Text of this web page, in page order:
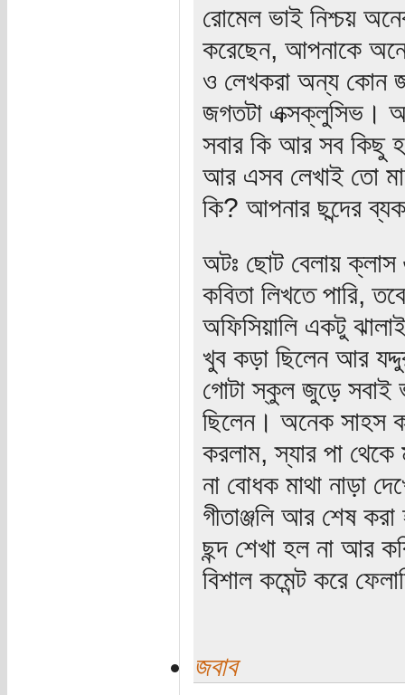
রোমেল ভাই নিশ্চয়
করেছেন, আপনাকে
ও লেখকরা অন্য কোন
জগতটা এক্সক্লুসিভ।
সবার কি আর সব কিছু
আর এসব লেখাই তো
কি? আপনার ছন্দের
অটঃ ছোট বেলায়
কবিতা লিখতে পারি,
অফিসিয়ালি একটু
খুব কড়া ছিলেন আর
গোটা স্কুল জুড়ে সবাই
ছিলেন। অনেক সাহস
করলাম, স্যার পা থেকে
না বোধক মাথা নাড়া
গীতাঞ্জলি আর শেষ
ছন্দ শেখা হল না আর
বিশাল কমেন্ট করে
জবাব